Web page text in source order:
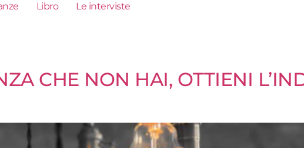
Libro Le interviste
CHE NON HAI, OTTIENI